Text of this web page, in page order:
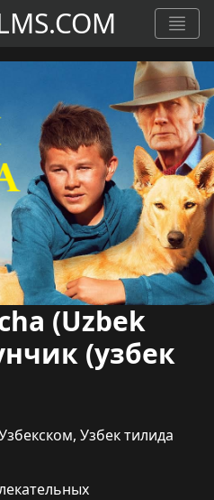
(Uzbek
(узбек
, Узбек тилида